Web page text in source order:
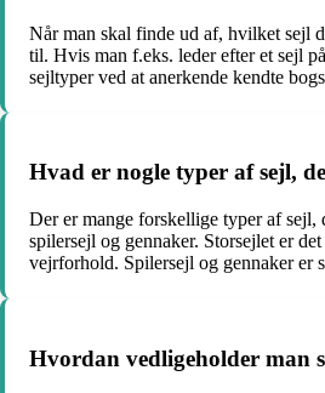
Når man skal finde ud af, hvilket sejl
til. Hvis man f.eks. leder efter et sejl
sejltyper ved at anerkende kendte
Hvad er nogle typer af sejl,
Der er mange forskellige typer af
spilersejl og gennaker. Storsejlet er
vejrforhold. Spilersejl og gennaker er
Hvordan vedligeholder man